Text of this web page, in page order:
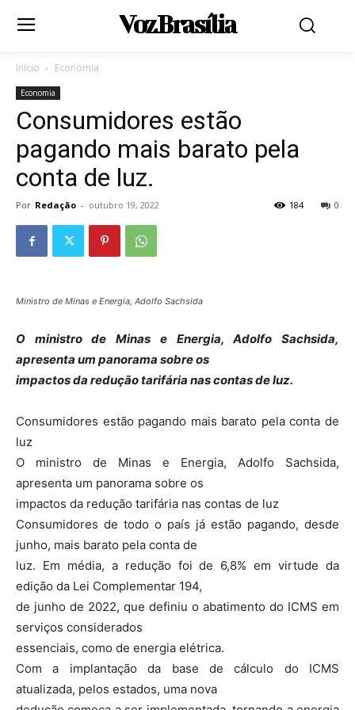
Voz Brasília
Início Economia
Economia
Consumidores estão
pagando mais barato pela
conta de luz.
Por Redação - outubro 19, 2022 0
184
Ministro de Minas e Energia, Adolfo Sachsida
O ministro de Minas e Energia, Adolfo Sachsida,
apresenta um panorama sobre os
impactos da redução tarifária nas contas de luz.
Consumidores estão pagando mais barato pela conta de
luz
O ministro de Minas e Energia, Adolfo Sachsida,
apresenta um panorama sobre os
impactos da redução tarifária nas contas de luz
Consumidores de todo o país já estão pagando, desde
junho, mais barato pela conta de
luz. Em média, a redução foi de 6,8% em virtude da
edição da Lei Complementar 194,
de junho de 2022, que definiu o abatimento do ICMS em
serviços considerados
essenciais, como de energia elétrica.
Com a implantação da base de cálculo do ICMS
atualizada, pelos estados, uma nova